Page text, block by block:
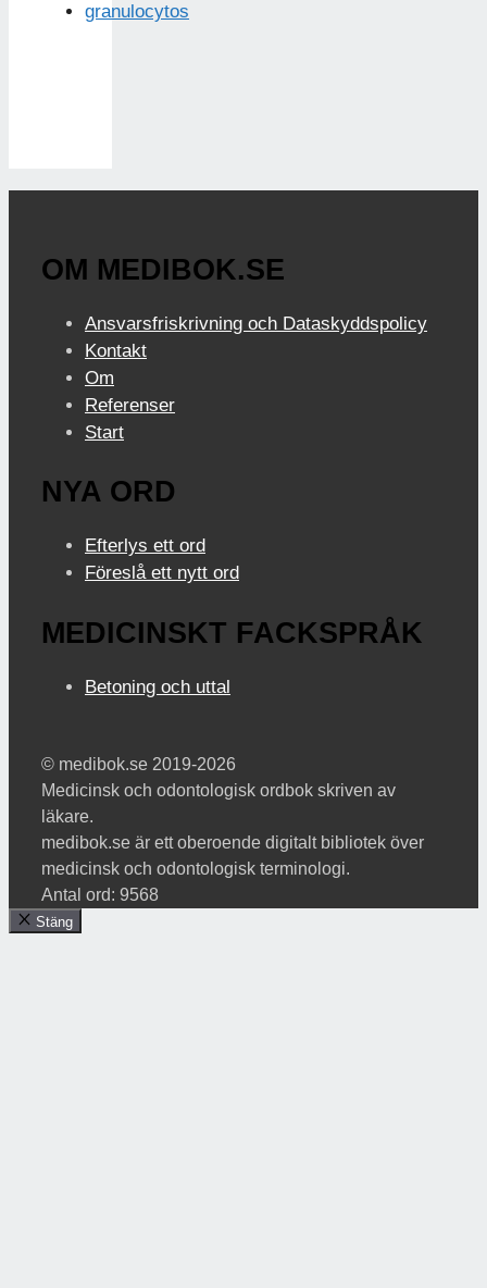
granulocytos
OM MEDIBOK.SE
Ansvarsfriskrivning och Dataskyddspolicy
Kontakt
Om
Referenser
Start
NYA ORD
Efterlys ett ord
Föreslå ett nytt ord
MEDICINSKT FACKSPRÅK
Betoning och uttal
© medibok.se 2019-2026
Medicinsk och odontologisk ordbok skriven av
läkare.
medibok.se är ett oberoende digitalt bibliotek över
medicinsk och odontologisk terminologi.
Antal ord: 9568
Stäng